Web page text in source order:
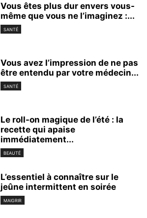
Vous êtes plus dur envers vous-
même que vous ne l’imaginez :...
SANTÉ
Vous avez l’impression de ne pas
être entendu par votre médecin...
SANTÉ
Le roll-on magique de l’été : la
recette qui apaise
immédiatement...
BEAUTÉ
L’essentiel à connaître sur le
jeûne intermittent en soirée
MAIGRIR